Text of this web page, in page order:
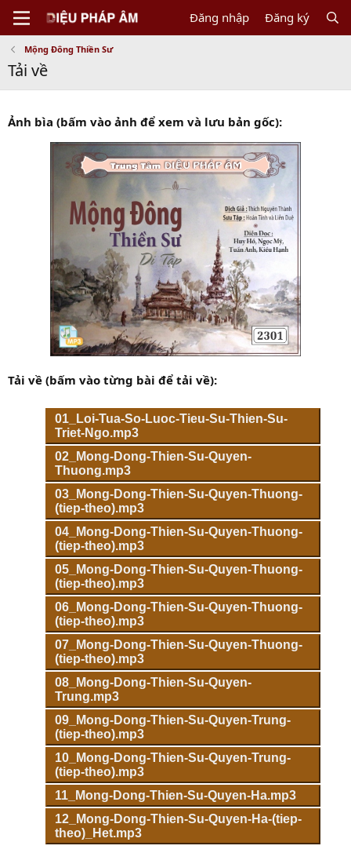
Đăng nhập Đăng ký
Mộng Đông Thiền Sư
Tải về
Ảnh bìa (bấm vào ảnh để xem và lưu bản gốc):
Tải về (bấm vào từng bài để tải về):